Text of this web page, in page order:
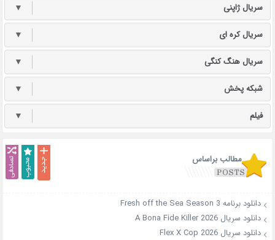
سریال ژاپنی ▼
سریال کره ای ▼
سریال هنگ کنگی ▼
شبکه پخش ▼
فیلم ▼
مطالب براساس
دانلود برنامه Fresh off the Sea Season 3
دانلود سریال A Bona Fide Killer 2026
دانلود سریال Flex X Cop 2026